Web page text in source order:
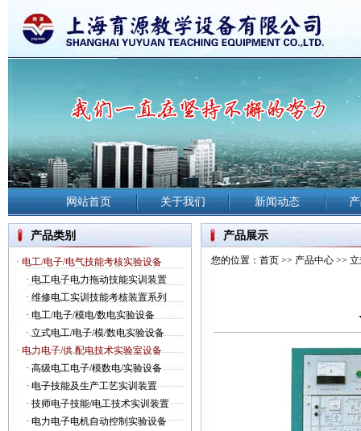
网站首页 关于我们 新闻动态
产品类别
· 电工/电子/电气技能考核实验设备
· 电工电子电力拖动技能实训装置
· 维修电工实训技能考核装置系列
· 电工/电子/模电/数电实验设备
·立式电工/电子/模/数电实验设备
· 电力电子/供.配电技术实验室设备
·高级电工电子/模数电/实验设备
·电子技能及生产工艺实训装置
·技师电子技能/电工技术实训装置
·电力电子电机自动控制实验设备
产品展示
您的位置： 首页 >> 产品中心 >>